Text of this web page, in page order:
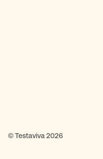
© Testaviva 2026